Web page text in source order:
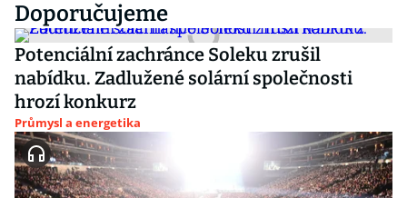
Doporučujeme
Potenciální zachránce Soleku zrušil
nabídku. Zadlužené solární společnosti
hrozí konkurz
Průmysl a energetika